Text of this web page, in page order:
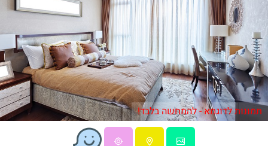
תמונות לדוגמא - להמחשה בלבד!